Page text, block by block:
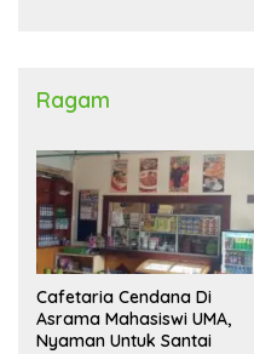
Ragam
Cafetaria Cendana Di
Asrama Mahasiswi UMA,
Nyaman Untuk Santai